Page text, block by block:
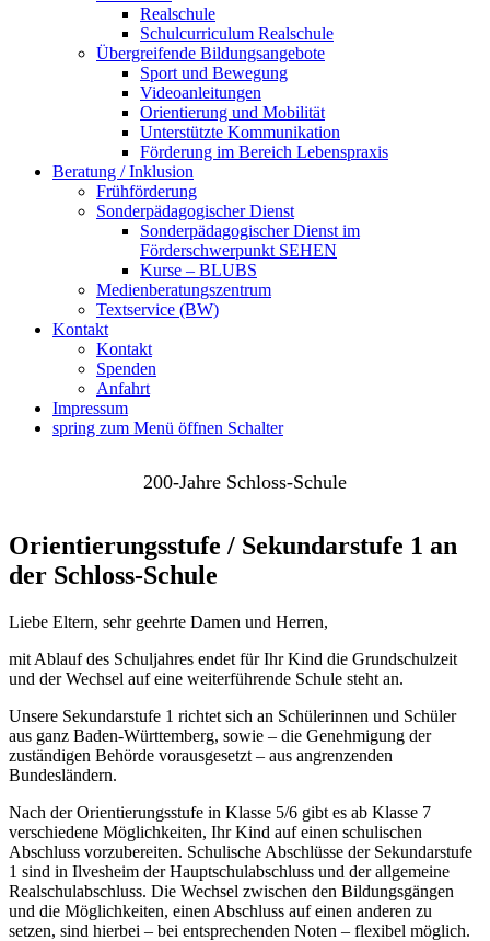
Realschule
Schulcurriculum Realschule
Übergreifende Bildungsangebote
Sport und Bewegung
Videoanleitungen
Orientierung und Mobilität
Unterstützte Kommunikation
Förderung im Bereich Lebenspraxis
Beratung / Inklusion
Frühförderung
Sonderpädagogischer Dienst
Sonderpädagogischer Dienst im
Förderschwerpunkt SEHEN
Kurse – BLUBS
Medienberatungszentrum
Textservice (BW)
Kontakt
Kontakt
Spenden
Anfahrt
Impressum
spring zum Menü öffnen Schalter
200-Jahre Schloss-Schule
Orientierungsstufe / Sekundarstufe 1 an
der Schloss-Schule
Liebe Eltern, sehr geehrte Damen und Herren,
mit Ablauf des Schuljahres endet für Ihr Kind die Grundschulzeit
und der Wechsel auf eine weiterführende Schule steht an.
Unsere Sekundarstufe 1 richtet sich an Schülerinnen und Schüler
aus ganz Baden-Württemberg, sowie – die Genehmigung der
zuständigen Behörde vorausgesetzt – aus angrenzenden
Bundesländern.
Nach der Orientierungsstufe in Klasse 5/6 gibt es ab Klasse 7
verschiedene Möglichkeiten, Ihr Kind auf einen schulischen
Abschluss vorzubereiten. Schulische Abschlüsse der Sekundarstufe
1 sind in Ilvesheim der Hauptschulabschluss und der allgemeine
Realschulabschluss. Die Wechsel zwischen den Bildungsgängen
und die Möglichkeiten, einen Abschluss auf einen anderen zu
setzen, sind hierbei – bei entsprechenden Noten – flexibel möglich.